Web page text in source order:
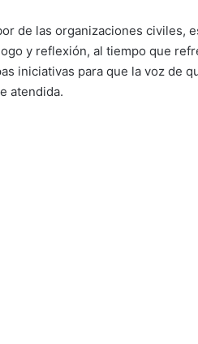
de las organizaciones civiles,
y reflexión, al tiempo que
iniciativas para que la voz de
atendida.